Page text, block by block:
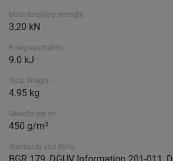
Mesh breaking strength
3,20 kN
Energieaufnahme
9.0 kJ
Total Weight
4.95 kg
Gewicht per m²
450 g/m²
Standards and Rules